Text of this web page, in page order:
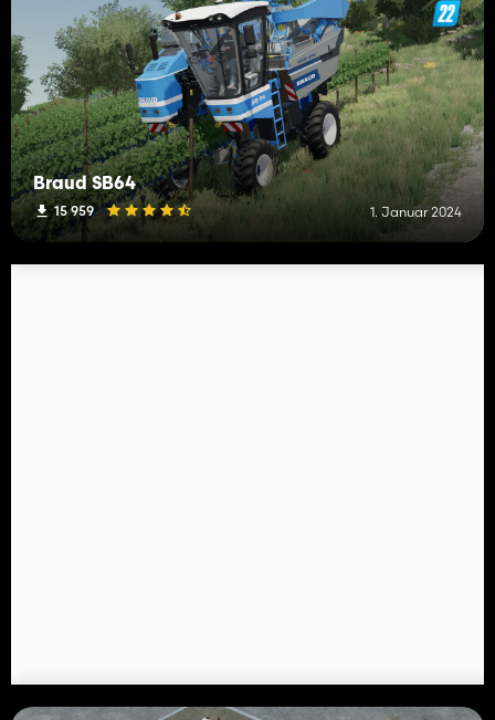
Braud SB64
15 959 1. Januar 2024